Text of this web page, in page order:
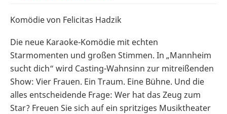
Komödie von Felicitas Hadzik
Die neue Karaoke-Komödie mit echten
Starmomenten und großen Stimmen. In „Mannheim
sucht dich“ wird Casting-Wahnsinn zur mitreißenden
Show: Vier Frauen. Ein Traum. Eine Bühne. Und die
alles entscheidende Frage: Wer hat das Zeug zum
Star? Freuen Sie sich auf ein spritziges Musiktheater